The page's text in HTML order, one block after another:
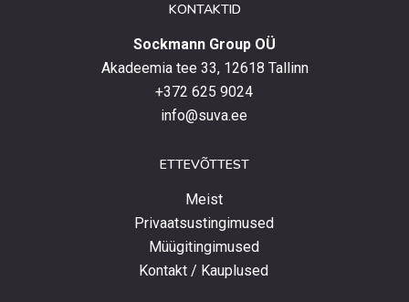
KONTAKTID
Sockmann Group OÜ
Akadeemia tee 33, 12618 Tallinn
+372 625 9024
info@suva.ee
ETTEVÕTTEST
Meist
Privaatsustingimused
Müügitingimused
Kontakt / Kauplused